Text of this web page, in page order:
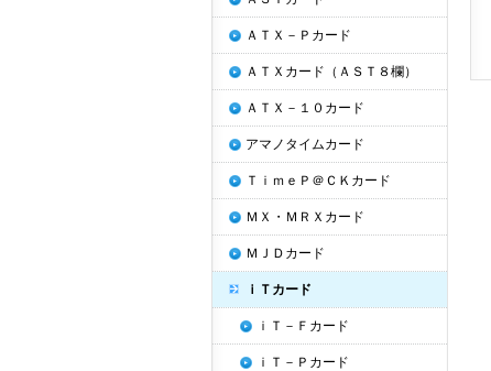
ＡＴＸ－Ｐカード
ＡＴＸカード（ＡＳＴ８欄）
ＡＴＸ－１０カード
アマノタイムカード
ＴｉｍｅＰ＠ＣＫカード
ＭＸ・ＭＲＸカード
ＭＪＤカード
ｉＴカード
ｉＴ－Ｆカード
ｉＴ－Ｐカード